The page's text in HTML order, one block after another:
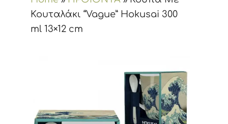
Κουταλάκι “Vague” Hokusai 300
ml 13×12 cm